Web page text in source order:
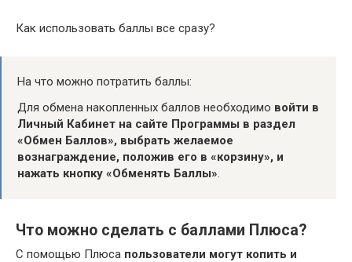
Как использовать баллы все сразу?
На что можно потратить баллы:
Для обмена накопленных баллов необходимо войти в
Личный Кабинет на сайте Программы в раздел
«Обмен Баллов», выбрать желаемое
вознаграждение, положив его в «корзину», и
нажать кнопку «Обменять Баллы».
Что можно сделать с баллами Плюса?
С помощью Плюса пользователи могут копить и